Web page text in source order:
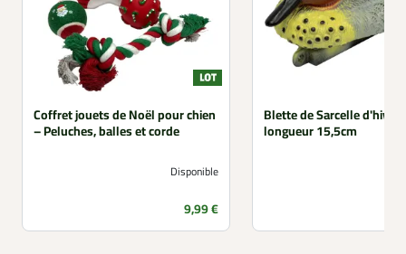
Coffret jouets de Noël pour chien
– Peluches, balles et corde
Disponible
Prix
9,99 €
Blette de Sarcelle d'hiver
longueur 15,5cm